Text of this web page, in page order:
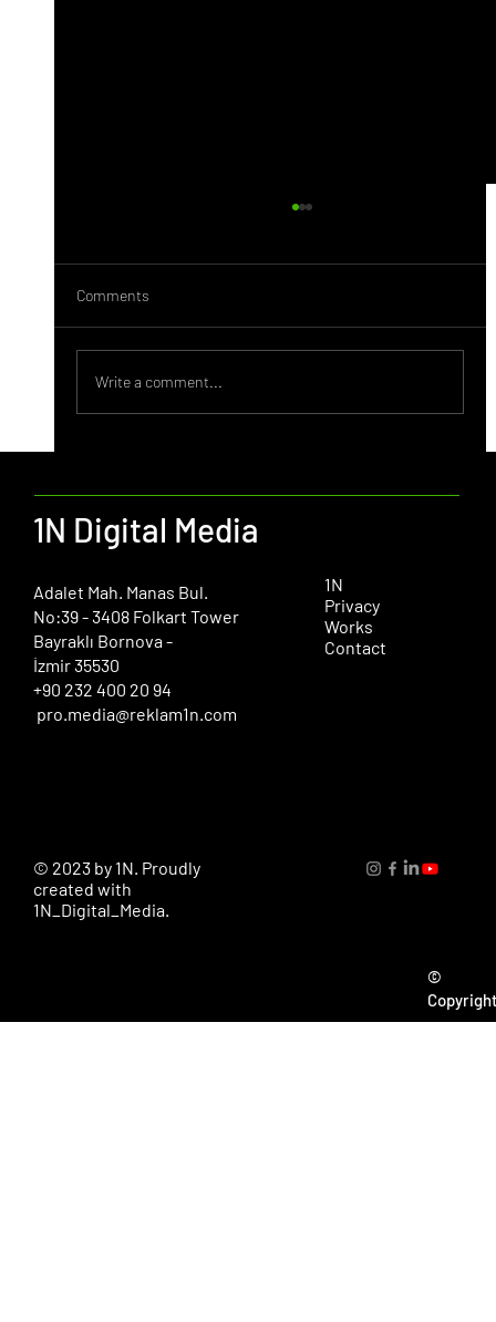
Behance Nedir?
Comments
Write a comment...
​Adalet Mah. Manas Bul.
No:39 - 3408 Folkart Tower
Bayraklı Bornova -
İzmir 35530
+90 232 400 20 94
pro.media@reklam1n.com
1N Digital Media
1N
Privacy
Works
Contact
©
© 2023 by 1N. Proudly
created with
1N_Digital_Media.